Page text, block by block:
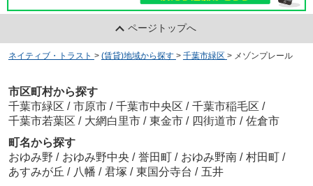
ページトップへ
ネイティブ・トラスト > (賃貸)地域から探す > 千葉市緑区 > メゾンプレール
市区町村から探す
千葉市緑区 / 市原市 / 千葉市中央区 / 千葉市稲毛区 /
千葉市若葉区 / 大網白里市 / 東金市 / 四街道市 / 佐倉市
町名から探す
おゆみ野 / おゆみ野中央 / 誉田町 / おゆみ野南 / 村田町 /
あすみが丘 / 八幡 / 君塚 / 東国分寺台 / 五井